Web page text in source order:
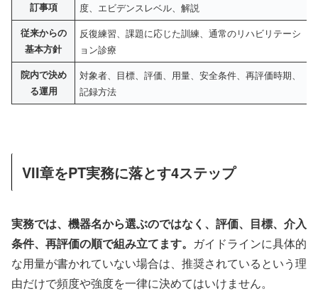
訂事項
度、エビデンスレベル、解説
従来からの
基本方針
反復練習、課題に応じた訓練、通常のリハビリテーシ
ョン診療
院内で決め
る運用
対象者、目標、評価、用量、安全条件、再評価時期、
記録方法
VII章をPT実務に落とす4ステップ
実務では、機器名から選ぶのではなく、評価、目標、介入
条件、再評価の順で組み立てます。 ガイドラインに具体的
な用量が書かれていない場合は、推奨されているという理
由だけで頻度や強度を一律に決めてはいけません。